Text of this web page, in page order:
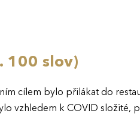
100 slov)
cílem bylo přilákat do
vzhledem k COVID složité,